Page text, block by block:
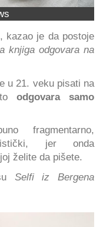
kazao je da postoje
knjiga odgovara na
u 21. veku pisati na
toodgovara samo
fragmentarno,
jer onda
želite da pišete.
Selfi iz Bergena